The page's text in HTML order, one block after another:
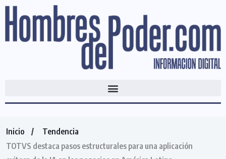
Inicio
Tendencia
TOTVS destaca pasos estructurales para una aplicación